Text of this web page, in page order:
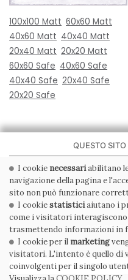
100x100 Matt 60x60 Matt
40x60 Matt 40x40 Matt
20x40 Matt 20x20 Matt
60x60 Safe 40x60 Safe
40x40 Safe 20x40 Safe
20x20 Safe
PRIVACY
CONDIZIONI
CODICE
ISCRIVITI
QUESTO
I cookie necessariabilitano
navigazione della pagina e
sito non può funzionare
I cookiestatisticiaiutano i
come i visitatori
trasmettendo informazioni in
I cookie per il marketing
visitatori. L'intento è quello di
coinvolgenti per il singolo